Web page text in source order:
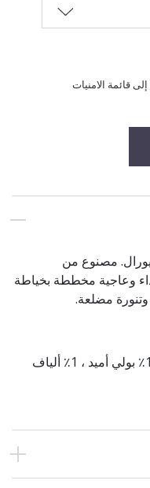
قائمة الامنيات
مصنوع من
وعاجية مخططة بخياطة
مضلعة.
52٪ فيسكوز ، 31٪ بوليستر ، 16٪ بولي أميد ، 1٪ ألياف